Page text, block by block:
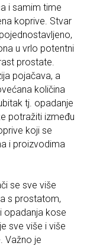
i samim time
koprive. Stvar
u vrlo potentni
prostate.
pojačava, a
količina
tj. opadanje
potražiti između
koji se
i proizvodima
se sve više
s prostatom,
opadanja kose
sve više i više
Važno je